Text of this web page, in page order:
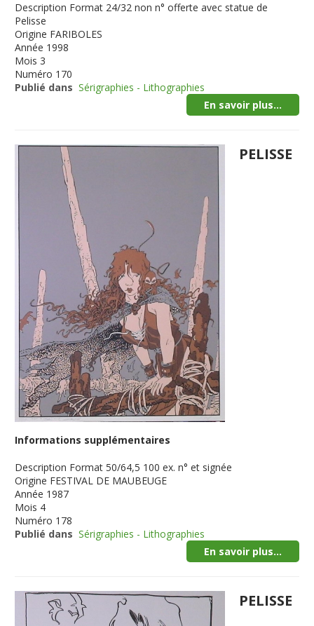
Description Format 24/32 non n° offerte avec statue de
Pelisse
Origine FARIBOLES
Année 1998
Mois 3
Numéro 170
Publié dans Sérigraphies - Lithographies
En savoir plus...
PELISSE
Informations supplémentaires
Description Format 50/64,5 100 ex. n° et signée
Origine FESTIVAL DE MAUBEUGE
Année 1987
Mois 4
Numéro 178
Publié dans Sérigraphies - Lithographies
En savoir plus...
PELISSE